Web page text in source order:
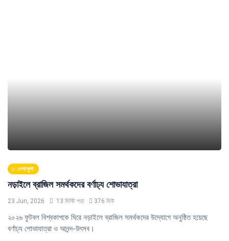
খেলাধুলা
নড়াইলে ব্রাজিল সমর্থকদের বর্ণাঢ্য শোভাযাত্রা
23 Jun, 2026 13 মিনিট পড়া 376 ভিউ
২০২৬ ফুটবল বিশ্বকাপকে ঘিরে নড়াইলে ব্রাজিল সমর্থকদের উদ্যোগে অনুষ্ঠিত হয়েছে
বর্ণাঢ্য শোভাযাত্রা ও আনন্দ-উৎসব।